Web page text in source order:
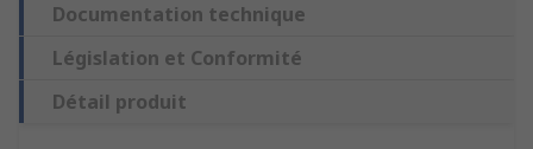
Documentation technique
Législation et Conformité
Détail produit